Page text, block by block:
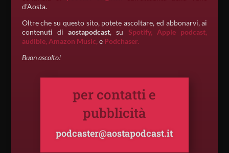
d’Aosta.
Oltre che su questo sito, potete ascoltare, ed abbonarvi, ai
contenuti diaostapodcast, su Spotify, Apple podcast,
audible, Amazon Music,e Podchaser.
Buon ascolto!
per contatti e
pubblicità
podcaster@aostapodcast.it